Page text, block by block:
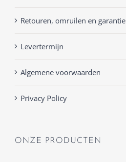
Retouren, omruilen en garantie
Levertermijn
Algemene voorwaarden
Privacy Policy
ONZE PRODUCTEN